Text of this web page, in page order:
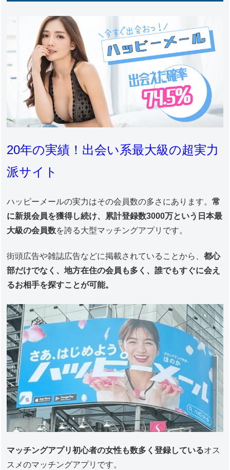
20年の実績！出会い系最大級の超実力
派サイト
ハッピーメールの実力はその会員数の多さにあります。常
に新規会員を獲得し続け、累計登録数3000万という日本最
大級の会員数を誇る大型マッチングアプリです。
街頭広告や雑誌広告などに掲載されていることから、都心
部だけでなく、地方在住の会員も多く、誰でもすぐに会え
るお相手を探すことが可能。
マッチングアプリ初心者の女性も数多く登録しているオス
スメのマッチングアプリです。